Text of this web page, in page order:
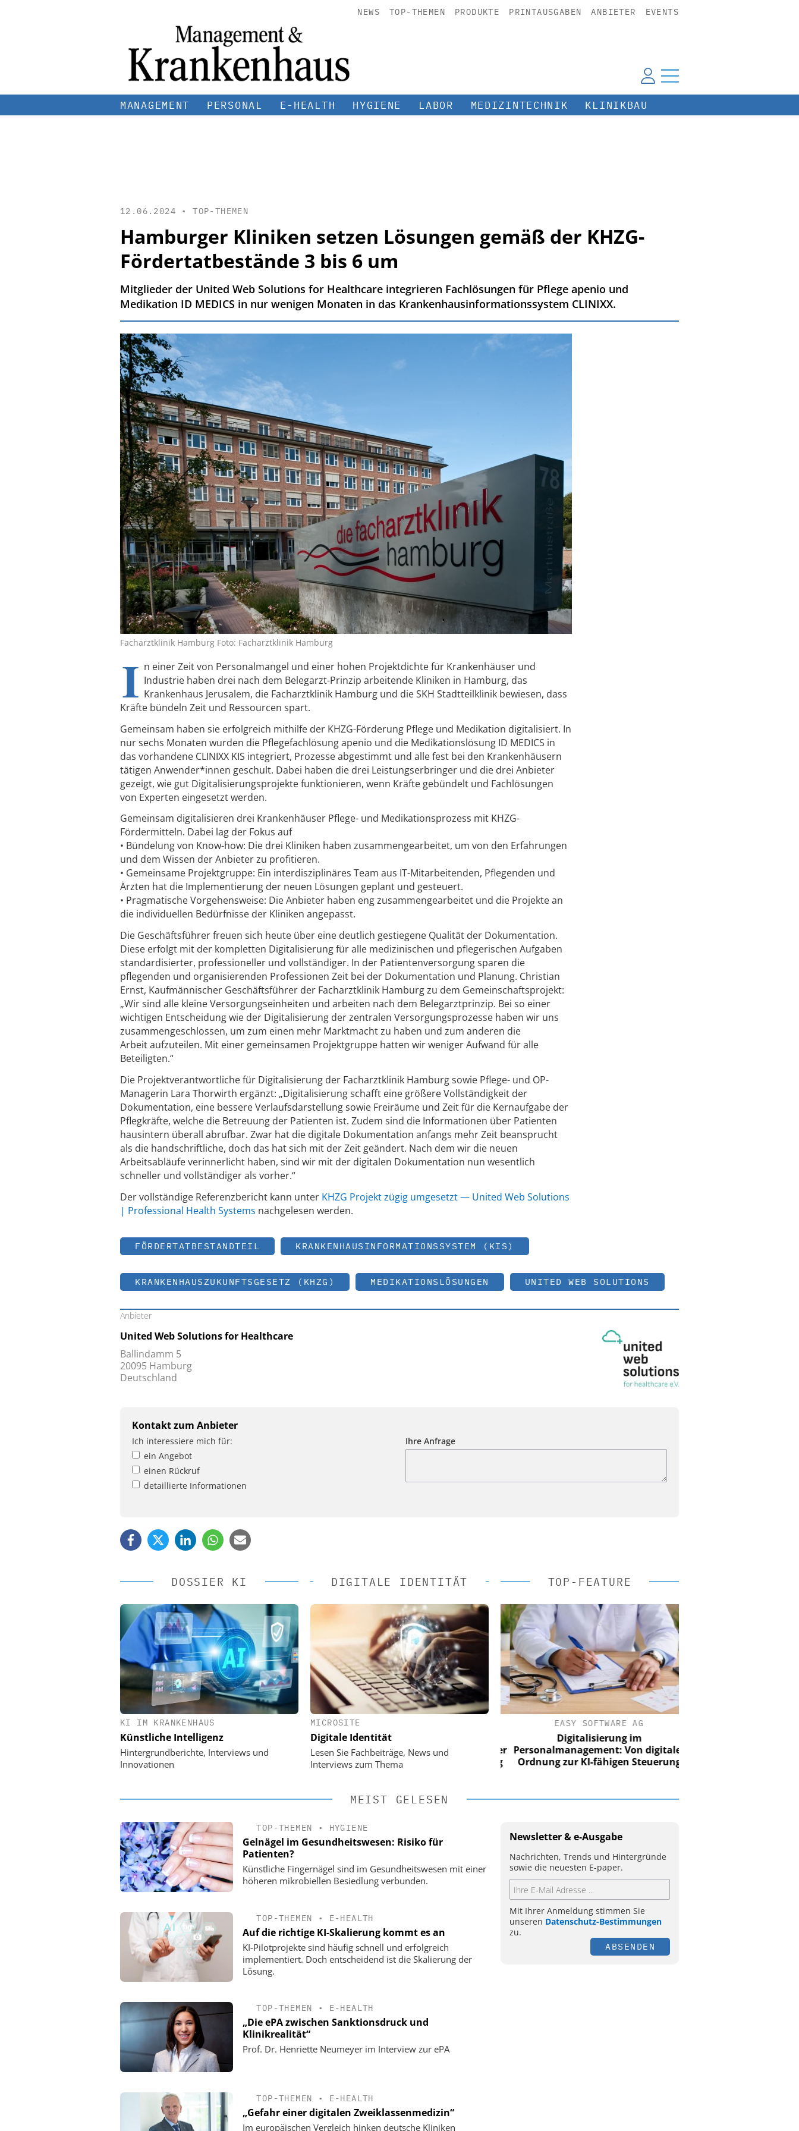
NEWS TOP-THEMEN PRODUKTE PRINTAUSGABEN ANBIETER EVENTS
MANAGEMENT PERSONAL E-HEALTH HYGIENE LABOR MEDIZINTECHNIK KLINIKBAU
12.06.2024 •TOP-THEMEN
Hamburger Kliniken setzen Lösungen gemäß der KHZG-
Fördertatbestände 3 bis 6 um
Mitglieder der United Web Solutions for Healthcare integrieren Fachlösungen für Pflege apenio und
Medikation ID MEDICS in nur wenigen Monaten in das Krankenhausinformationssystem CLINIXX.
Facharztklinik Hamburg Foto: Facharztklinik Hamburg
I n einer Zeit von Personalmangel und einer hohen Projektdichte für Krankenhäuser und
Industrie haben drei nach dem Belegarzt-Prinzip arbeitende Kliniken in Hamburg, das
Krankenhaus Jerusalem, die Facharztklinik Hamburg und die SKH Stadtteilklinik bewiesen, dass
Kräfte bündeln Zeit und Ressourcen spart.
Gemeinsam haben sie erfolgreich mithilfe der KHZG-Förderung Pflege und Medikation digitalisiert. In
nur sechs Monaten wurden die Pflegefachlösung apenio und die Medikationslösung ID MEDICS in
das vorhandene CLINIXX KIS integriert, Prozesse abgestimmt und alle fest bei den Krankenhäusern
tätigen Anwender*innen geschult. Dabei haben die drei Leistungserbringer und die drei Anbieter
gezeigt, wie gut Digitalisierungsprojekte funktionieren, wenn Kräfte gebündelt und Fachlösungen
von Experten eingesetzt werden.
Gemeinsam digitalisieren drei Krankenhäuser Pflege- und Medikationsprozess mit KHZG-
Fördermitteln. Dabei lag der Fokus auf
• Bündelung von Know-how: Die drei Kliniken haben zusammengearbeitet, um von den Erfahrungen
und dem Wissen der Anbieter zu profitieren.
• Gemeinsame Projektgruppe: Ein interdisziplinäres Team aus IT-Mitarbeitenden, Pflegenden und
Ärzten hat die Implementierung der neuen Lösungen geplant und gesteuert.
• Pragmatische Vorgehensweise: Die Anbieter haben eng zusammengearbeitet und die Projekte an
die individuellen Bedürfnisse der Kliniken angepasst.
Die Geschäftsführer freuen sich heute über eine deutlich gestiegene Qualität der Dokumentation.
Diese erfolgt mit der kompletten Digitalisierung für alle medizinischen und pflegerischen Aufgaben
standardisierter, professioneller und vollständiger. In der Patientenversorgung sparen die
pflegenden und organisierenden Professionen Zeit bei der Dokumentation und Planung. Christian
Ernst, Kaufmännischer Geschäftsführer der Facharztklinik Hamburg zu dem Gemeinschaftsprojekt:
„Wir sind alle kleine Versorgungseinheiten und arbeiten nach dem Belegarztprinzip. Bei so einer
wichtigen Entscheidung wie der Digitalisierung der zentralen Versorgungsprozesse haben wir uns
zusammengeschlossen, um zum einen mehr Marktmacht zu haben und zum anderen die
Arbeit aufzuteilen. Mit einer gemeinsamen Projektgruppe hatten wir weniger Aufwand für alle
Beteiligten.“
Die Projektverantwortliche für Digitalisierung der Facharztklinik Hamburg sowie Pflege- und OP-
Managerin Lara Thorwirth ergänzt: „Digitalisierung schafft eine größere Vollständigkeit der
Dokumentation, eine bessere Verlaufsdarstellung sowie Freiräume und Zeit für die Kernaufgabe der
Pflegkräfte, welche die Betreuung der Patienten ist. Zudem sind die Informationen über Patienten
hausintern überall abrufbar. Zwar hat die digitale Dokumentation anfangs mehr Zeit beansprucht
als die handschriftliche, doch das hat sich mit der Zeit geändert. Nach dem wir die neuen
Arbeitsabläufe verinnerlicht haben, sind wir mit der digitalen Dokumentation nun wesentlich
schneller und vollständiger als vorher.“
Der vollständige Referenzbericht kann unter KHZG Projekt zügig umgesetzt — United Web Solutions
| Professional Health Systems nachgelesen werden.
FÖRDERTATBESTANDTEIL KRANKENHAUSINFORMATIONSSYSTEM (KIS)
KRANKENHAUSZUKUNFTSGESETZ (KHZG) MEDIKATIONSLÖSUNGEN UNITED WEB SOLUTIONS
Anbieter
United Web Solutions for Healthcare
Ballindamm 5
20095 Hamburg
Deutschland
Kontakt zum Anbieter
Ich interessiere mich für:
ein Angebot
einen Rückruf
detaillierte Informationen
Ihre Anfrage
DOSSIER KI
KI IM KRANKENHAUS
Künstliche Intelligenz
Hintergrundberichte, Interviews und
Innovationen
DIGITALE IDENTITÄT
MICROSITE
Digitale Identität
Lesen Sie Fachbeiträge, News und
Interviews zum Thema
TOP-FEATURE
EASY SOFTWARE AG
Digitalisierung im
Personalmanagement: Von digitaler
Ordnung zur KI-fähigen Steuerung
Digitalisierung im
Personalmanagement: Von digitaler
Ordnung zur KI-fähigen Steuerung
EASY SOFTWARE AG
Digitalisierung im
Personalmanagement: Von digitaler
Ordnung zur KI-fähigen Steuerung
MEIST GELESEN
TOP-THEMEN • HYGIENE
Gelnägel im Gesundheitswesen: Risiko für
Patienten?
Künstliche Fingernägel sind im Gesundheitswesen mit einer
höheren mikrobiellen Besiedlung verbunden.
TOP-THEMEN • E-HEALTH
Auf die richtige KI-Skalierung kommt es an
KI-Pilotprojekte sind häufig schnell und erfolgreich
implementiert. Doch entscheidend ist die Skalierung der
Lösung.
TOP-THEMEN • E-HEALTH
„Die ePA zwischen Sanktionsdruck und
Klinikrealität“
Prof. Dr. Henriette Neumeyer im Interview zur ePA
TOP-THEMEN • E-HEALTH
„Gefahr einer digitalen Zweiklassenmedizin“
Im europäischen Vergleich hinken deutsche Kliniken
Newsletter & e-Ausgabe
Nachrichten, Trends und Hintergründe
sowie die neuesten E-paper.
Mit Ihrer Anmeldung stimmen Sie
unseren Datenschutz-Bestimmungen
zu.
ABSENDEN